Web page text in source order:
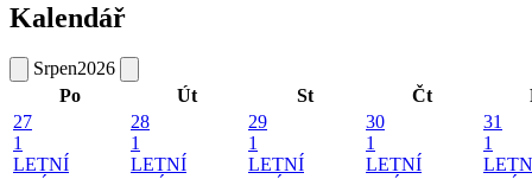
Kalendář
Srpen2026
Po
Út St Čt
27
1
LETNÍ
28
1
LETNÍ
29
1
LETNÍ
30
1
LETNÍ
31
1